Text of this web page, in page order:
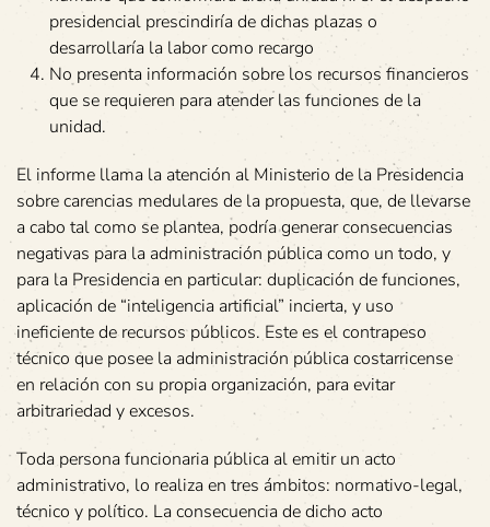
presidencial prescindiría de dichas plazas o
desarrollaría la labor como recargo
No presenta información sobre los recursos financieros
que se requieren para atender las funciones de la
unidad.
El informe llama la atención al Ministerio de la Presidencia
sobre carencias medulares de la propuesta, que, de llevarse
a cabo tal como se plantea, podría generar consecuencias
negativas para la administración pública como un todo, y
para la Presidencia en particular: duplicación de funciones,
aplicación de “inteligencia artificial” incierta, y uso
ineficiente de recursos públicos. Este es el contrapeso
técnico que posee la administración pública costarricense
en relación con su propia organización, para evitar
arbitrariedad y excesos.
Toda persona funcionaria pública al emitir un acto
administrativo, lo realiza en tres ámbitos: normativo-legal,
técnico y político. La consecuencia de dicho acto